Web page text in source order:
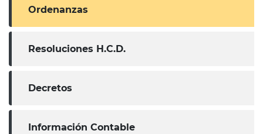
Ordenanzas
Resoluciones H.C.D.
Decretos
Información Contable